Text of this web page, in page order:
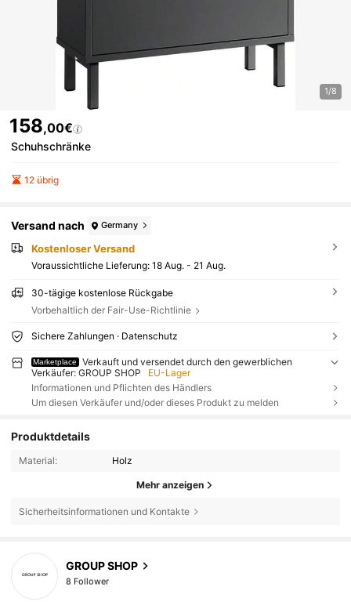
1/8
158,00€
Schuhschränke
12 übrig
Versand nach Germany
Kostenloser Versand
Voraussichtliche Lieferung: 18 Aug. - 21 Aug.
30-tägige kostenlose Rückgabe
Vorbehaltlich der Fair-Use-Richtlinie
Sichere Zahlungen · Datenschutz
Marketplace
Verkauft und versendet durch den gewerblichen
Verkäufer: GROUP SHOP
EU-Lager
Informationen und Pflichten des Händlers
Um diesen Verkäufer und/oder dieses Produkt zu melden
Produktdetails
Material: Holz
Mehr anzeigen
Sicherheitsinformationen und Kontakte
GROUP SHOP
8 Follower
k***gist